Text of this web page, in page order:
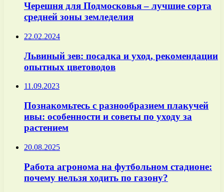
Черешня для Подмосковья – лучшие сорта
средней зоны земледелия
22.02.2024
Львиный зев: посадка и уход, рекомендации
опытных цветоводов
11.09.2023
Познакомьтесь с разнообразием плакучей
ивы: особенности и советы по уходу за
растением
20.08.2025
Работа агронома на футбольном стадионе:
почему нельзя ходить по газону?